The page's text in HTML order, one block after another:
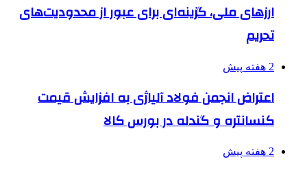
ارزهای ملی، گزینه‌ای برای عبور از محدودیت‌های
تحریم
2 هفته پیش
اعتراض انجمن فولاد آلیاژی به افزایش قیمت
کنسانتره و گندله در بورس کالا
2 هفته پیش